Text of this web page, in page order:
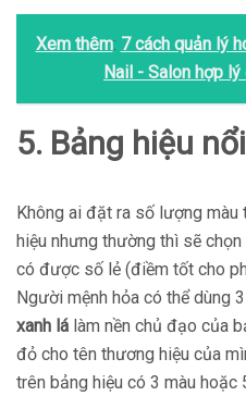
Xem thêm: 7 cách quản lý
Nail - Salon hợp lý
5. Bảng hiệu
Không ai đặt ra số lượng
hiệu nhưng thường thì sẽ
có được số lẻ (điềm tốt cho
Người mệnh hỏa có thể dùng
xanh lá làm nền chủ đạo của
đỏ cho tên thương hiệu của
trên bảng hiệu có 3 màu hoặc